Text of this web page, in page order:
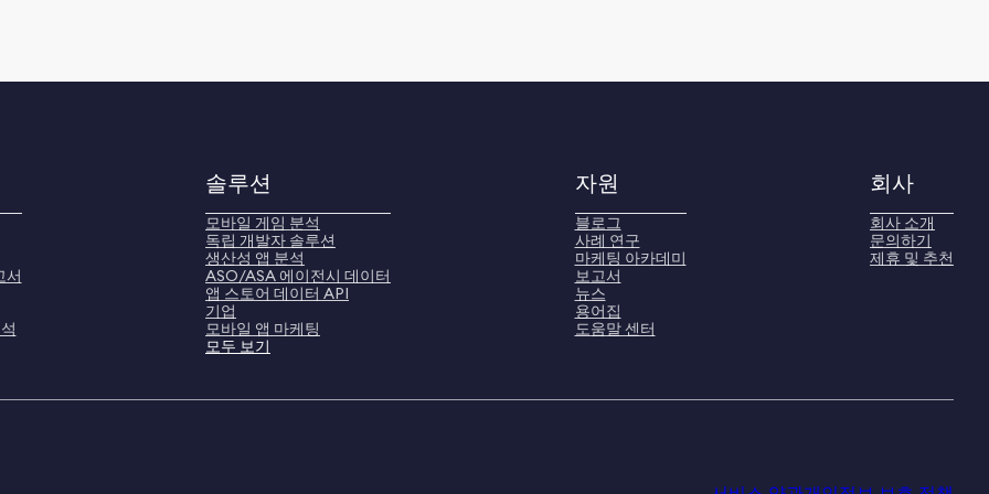
서
솔루션
모바일 게임 분석
독립 개발자 솔루션
생산성 앱 분석
ASO/ASA 에이전시 데이터
앱 스토어 데이터 API
기업
모바일 앱 마케팅
모두 보기
자원
블로그
사례 연구
마케팅 아카데미
보고서
뉴스
용어집
도움말 센터
회사
회사 소개
문의하기
제휴 및 추천